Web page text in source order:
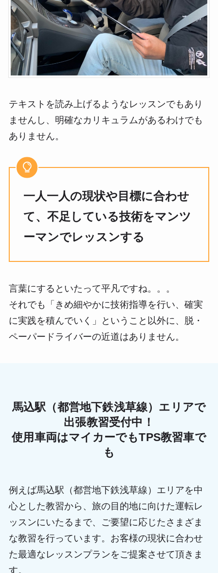
テキストを読み上げるようなレッスンでもあり
ませんし、明確なカリキュラムがあるわけでも
ありません。
一人一人の現状や目標に合わせ
て、不足している技術をマンツ
ーマンでレッスンする
言葉にするといたって平凡ですね。。。
それでも「きめ細やかに技術指導を行い、確実
に実践を積んでいく」ということ以外に、脱・
ペーパードライバーの近道はありません。
馬込駅（都営地下鉄浅草線）エリアで
出張教習受付中！
使用車両はマイカーでもTPS教習車で
も
例えば馬込駅（都営地下鉄浅草線）エリアを中
心とした教習から、旅の目的地に向けた運転レ
ッスンにいたるまで、ご要望に応じたさまざま
な教習を行っています。お客様の現状に合わせ
た最適なレッスンプランをご提案させて頂きま
す。